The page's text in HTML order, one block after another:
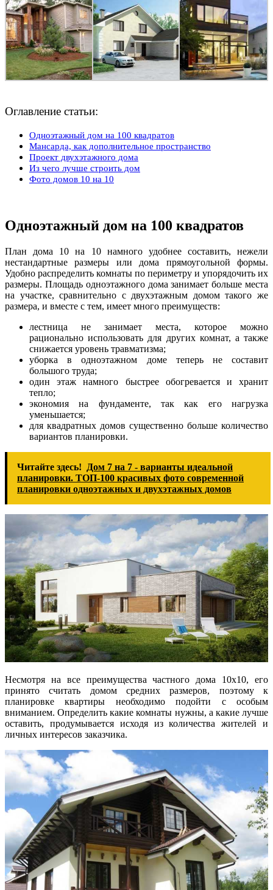
Оглавление статьи:
Одноэтажный дом на 100 квадратов
Мансарда, как дополнительное пространство
Проект двухэтажного дома
Из чего лучше строить дом
Фото домов 10 на 10
Одноэтажный дом на 100 квадратов
План дома 10 на 10 намного удобнее составить, нежели
нестандартные размеры или дома прямоугольной формы.
Удобно распределить комнаты по периметру и упорядочить их
размеры. Площадь одноэтажного дома занимает больше места
на участке, сравнительно с двухэтажным домом такого же
размера, и вместе с тем, имеет много преимуществ:
лестница не занимает места, которое можно
рационально использовать для других комнат, а также
снижается уровень травматизма;
уборка в одноэтажном доме теперь не составит
большого труда;
один этаж намного быстрее обогревается и хранит
тепло;
экономия на фундаменте, так как его нагрузка
уменьшается;
для квадратных домов существенно больше количество
вариантов планировки.
Читайте здесь!
Дом 7 на 7 - варианты идеальной
планировки. ТОП-100 красивых фото современной
планировки одноэтажных и двухэтажных домов
Несмотря на все преимущества частного дома 10х10, его
принято считать домом средних размеров, поэтому к
планировке квартиры необходимо подойти с особым
вниманием. Определить какие комнаты нужны, а какие лучше
оставить, продумывается исходя из количества жителей и
личных интересов заказчика.